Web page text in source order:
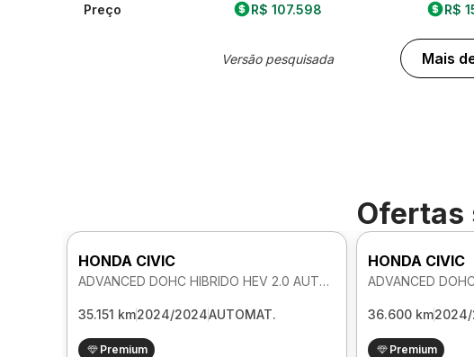
Preço R$ 107.598
Versão pesquisada
R$
Mais
Ofertas
HONDA CIVIC
ADVANCED DOHC HIBRIDO HEV 2.0 AUTOMATICO
35.151 km2024/2024AUTOMAT.
Premium
HONDA CIVIC
36.600 km
Premium